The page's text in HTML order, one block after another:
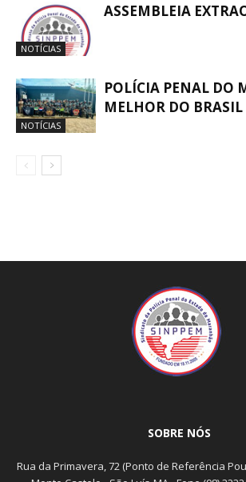
NOTÍCIAS
ASSEMBLEIA
NOTÍCIAS
POLÍCIA PENAL DO
MELHOR DO BRASIL
SOBRE NÓS
Rua da Primavera, 72 (Ponto de Referência